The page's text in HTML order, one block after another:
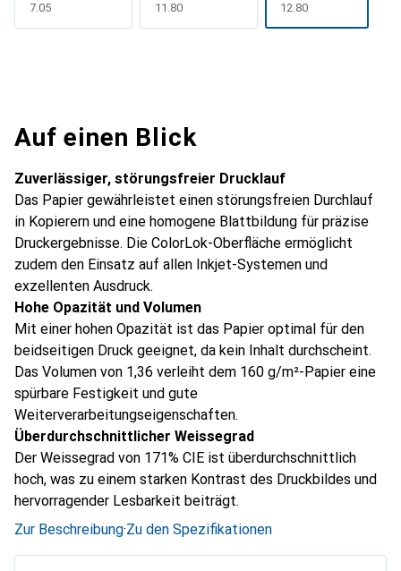
CHF
7.05 CHF
11.80 CHF
12.80
Auf einen Blick
Zuverlässiger, störungsfreier Drucklauf
Das Papier gewährleistet einen störungsfreien Durchlauf
in Kopierern und eine homogene Blattbildung für präzise
Druckergebnisse. Die ColorLok-Oberfläche ermöglicht
zudem den Einsatz auf allen Inkjet-Systemen und
exzellenten Ausdruck.
Hohe Opazität und Volumen
Mit einer hohen Opazität ist das Papier optimal für den
beidseitigen Druck geeignet, da kein Inhalt durchscheint.
Das Volumen von 1,36 verleiht dem 160 g/m²-Papier eine
spürbare Festigkeit und gute
Weiterverarbeitungseigenschaften.
Überdurchschnittlicher Weissegrad
Der Weissegrad von 171% CIE ist überdurchschnittlich
hoch, was zu einem starken Kontrast des Druckbildes und
hervorragender Lesbarkeit beiträgt.
Zur Beschreibung·Zu den Spezifikationen